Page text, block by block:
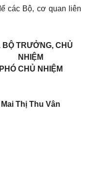
các Bộ, cơ quan liên
BỘ TRƯỞNG, CHỦ
NHIỆM
PHÓ CHỦ NHIỆM
Mai Thị Thu Vân